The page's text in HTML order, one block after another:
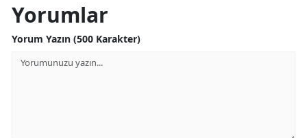
Yorumlar
Yorum Yazın (500 Karakter)